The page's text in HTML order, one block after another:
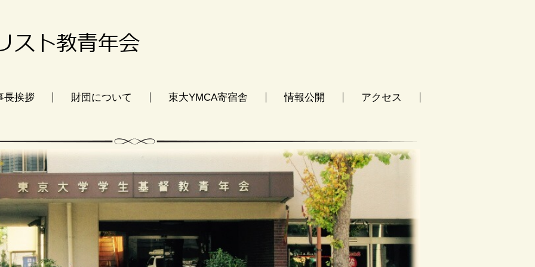
長挨拶 財団について 東大YMCA寄宿舎 情報公開 アクセス